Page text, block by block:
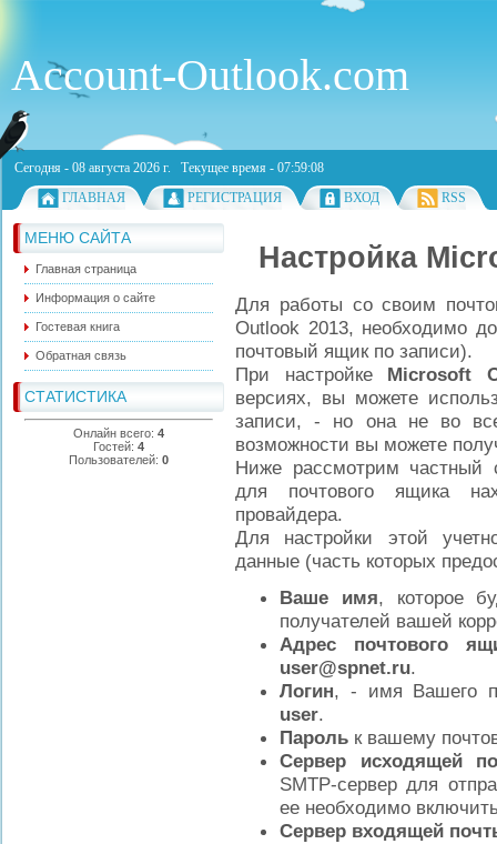
Account-Outlook.com
Сегодня - 08 августа 2026 г. Текущее время - 07:59:09
ГЛАВНАЯ
РЕГИСТРАЦИЯ ВХОД RSS
МЕНЮ САЙТА
Главная страница
Информация о сайте
Гостевая книга
Обратная связь
СТАТИСТИКА
Онлайн всего: 4
Гостей: 4
Пользователей: 0
Настройка
Для работы со своим
Outlook 2013, необходимо
почтовый ящик по записи).
При настройке Microsoft
версиях, вы можете
записи, - но она не во
возможности вы можете
Ниже рассмотрим частный
для почтового ящика
провайдера.
Для настройки этой
данные (часть которых
Ваше имя, которое
получателей вашей
Адрес почтового
user@spnet.ru.
Логин, - имя Вашего
user.
Пароль к вашему
Сервер исходящей
SMTP-сервер для
ее необходимо
Сервер входящей